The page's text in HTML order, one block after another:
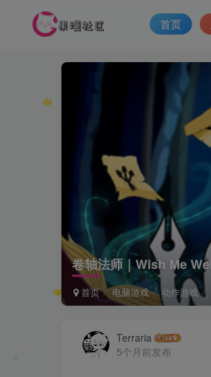
首页
卷轴法师｜Wish Me
首页 电脑游戏 动作游戏
Terraria
5个月前发布